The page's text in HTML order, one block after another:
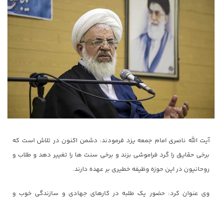
آیت الله ناصری امام جمعه یزد فرمودند: دشمن اکنون در تلاش است که
برخی حقایق را گرد فراموشی بزند و برخی سنت ها را تغییر دهد و طلاب و
روحانیون در این حوزه وظیفه خطیری بر عهده دارند.
وی عنوان کرد: حضور یک طلبه در کارهای جهادی و سازندگی خوب و